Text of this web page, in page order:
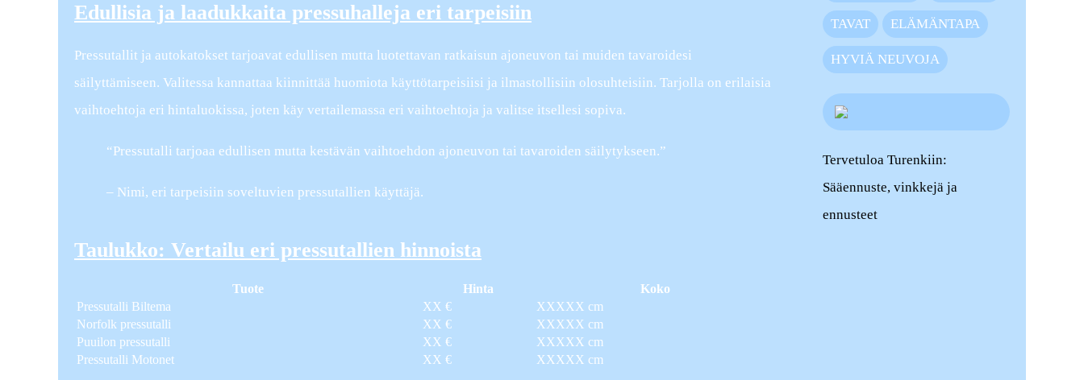
Edullisia ja laadukkaita pressuhalleja eri tarpeisiin
Pressutallit ja autokatokset tarjoavat edullisen mutta luotettavan ratkaisun ajoneuvon tai muiden tavaroidesi
säilyttämiseen. Valitessa kannattaa kiinnittää huomiota käyttötarpeisiisi ja ilmastollisiin olosuhteisiin. Tarjolla on erilaisia
vaihtoehtoja eri hintaluokissa, joten käy vertailemassa eri vaihtoehtoja ja valitse itsellesi sopiva.
“Pressutalli tarjoaa edullisen mutta kestävän vaihtoehdon ajoneuvon tai tavaroiden säilytykseen.”
– Nimi, eri tarpeisiin soveltuvien pressutallien käyttäjä.
Taulukko: Vertailu eri pressutallien hinnoista
Tuote Hinta
Koko
Pressutalli Biltema
XX €
XXXXX cm
Norfolk pressutalli
XX €
XXXXX cm
Puuilon pressutalli
XX €
XXXXX cm
Pressutalli Motonet
XX € XXXXX cm
TAVAT ELÄMÄNTAPA
HYVIÄ NEUVOJA
Tervetuloa Turenkiin:
Sääennuste, vinkkejä ja
ennusteet